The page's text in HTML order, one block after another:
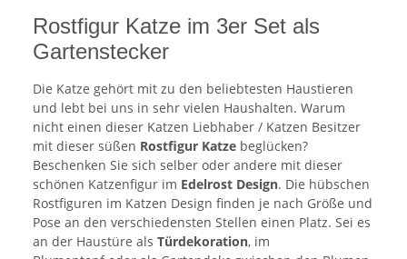
Rostfigur Katze im 3er Set als
Gartenstecker
Die Katze gehört mit zu den beliebtesten Haustieren
und lebt bei uns in sehr vielen Haushalten. Warum
nicht einen dieser Katzen Liebhaber / Katzen Besitzer
mit dieser süßen Rostfigur Katze beglücken?
Beschenken Sie sich selber oder andere mit dieser
schönen Katzenfigur im Edelrost Design. Die hübschen
Rostfiguren im Katzen Design finden je nach Größe und
Pose an den verschiedensten Stellen einen Platz. Sei es
an der Haustüre als Türdekoration, im